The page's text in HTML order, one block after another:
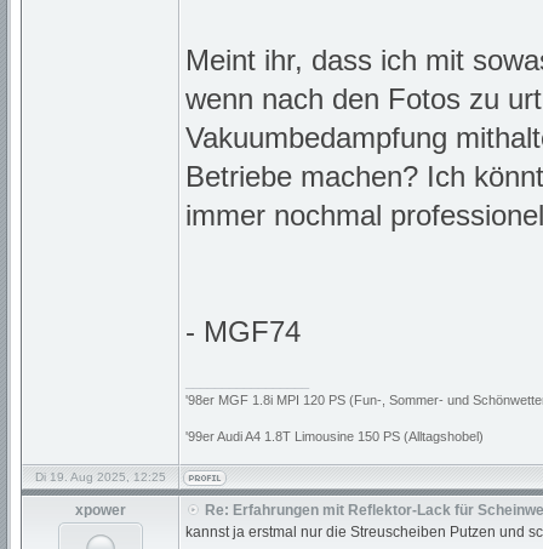
Meint ihr, dass ich mit
wenn nach den Fotos zu
Vakuumbedampfung
Betriebe machen? Ich
immer nochmal
- MGF74
'98er MGF 1.8i MPI 120 PS (Fun-, Sommer- und
'99er Audi A4 1.8T Limousine 150 PS (Alltagshobel)
Di 19. Aug 2025, 12:25
xpower
Re: Erfahrungen mit Reflektor-Lack für
kannst ja erstmal nur die Streuscheiben Putzen und